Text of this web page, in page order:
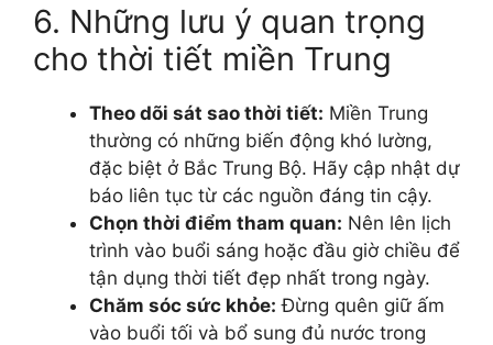
6. Những lưu ý quan trọng
cho thời tiết miền Trung
Theo dõi sát sao thời tiết: Miền Trung
thường có những biến động khó lường,
đặc biệt ở Bắc Trung Bộ. Hãy cập nhật dự
báo liên tục từ các nguồn đáng tin cậy.
Chọn thời điểm tham quan: Nên lên lịch
trình vào buổi sáng hoặc đầu giờ chiều để
tận dụng thời tiết đẹp nhất trong ngày.
Chăm sóc sức khỏe: Đừng quên giữ ấm
vào buổi tối và bổ sung đủ nước trong